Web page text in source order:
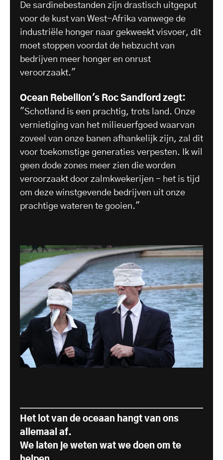
De sardinebestanden zijn drastisch uitgeput
voor de kust van West-Afrika vanwege de
industriële honger naar gekweekt visvoer, dit
moet stoppen voordat de hebzucht van
bedrijven meer honger en onrust
veroorzaakt."
Ocean Rebellion's Roc Sandford zegt:
"Schotland is een prachtig, trots land. Onze
vernietiging van het milieuerfgoed waarvan
zoveel van onze banen afhankelijk zijn, zal dit
voor toekomstige generaties verpesten. Ik wil
geen dode zones meer zien die worden
veroorzaakt door zalmkwekerijen - het is tijd
om deze winstgevende bedrijven uit onze
prachtige wateren te gooien."
Het lot van de oceaan hangt van ons
allemaal af.
We laten je weten wat we doen om te